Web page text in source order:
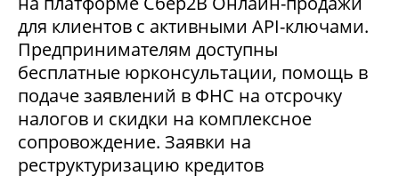
для клиентов с активными API-ключами.
Предпринимателям доступны
бесплатные юрконсультации, помощь в
подаче заявлений в ФНС на отсрочку
налогов и скидки на комплексное
сопровождение. Заявки на
реструктуризацию кредитов